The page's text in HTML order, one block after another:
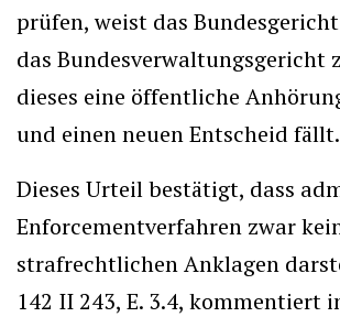
prüfen, weist das
das Bundesverwaltungsgericht
dieses eine öffentliche
und einen neuen Entscheid fällt.
Dieses Urteil bestätigt, dass
Enforcementverfahren zwar
strafrechtlichen Anklagen
142 II 243, E. 3.4, kommentiert